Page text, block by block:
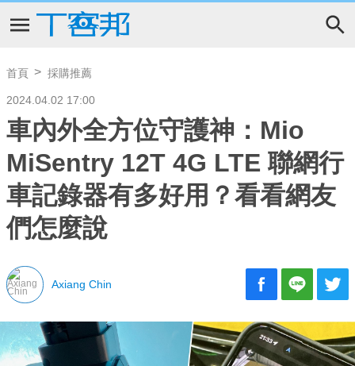
首頁 採購推薦
2024.04.02 17:00
車內外全方位守護神：Mio
MiSentry 12T 4G LTE 聯網行
車記錄器有多好用？看看網友
們怎麼說
Axiang Chin